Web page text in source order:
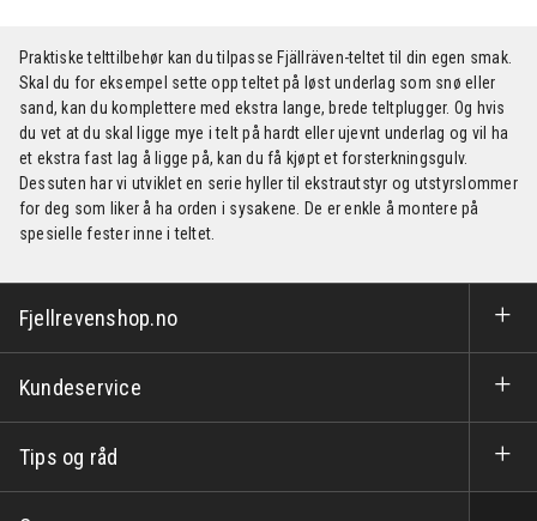
Praktiske telttilbehør kan du tilpasse Fjällräven-teltet til din egen smak.
Skal du for eksempel sette opp teltet på løst underlag som snø eller
sand, kan du komplettere med ekstra lange, brede teltplugger. Og hvis
du vet at du skal ligge mye i telt på hardt eller ujevnt underlag og vil ha
et ekstra fast lag å ligge på, kan du få kjøpt et forsterkningsgulv.
Dessuten har vi utviklet en serie hyller til ekstrautstyr og utstyrslommer
for deg som liker å ha orden i sysakene. De er enkle å montere på
spesielle fester inne i teltet.
Fjellrevenshop.no
Kundeservice
Tips og råd